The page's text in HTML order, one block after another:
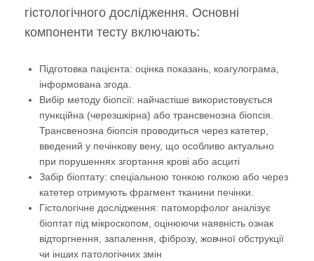
гістологічного дослідження. Основні
компоненти тесту включають:
Підготовка пацієнта: оцінка показань, коагулограма,
інформована згода.
Вибір методу біопсії: найчастіше використовується
пункційна (черезшкірна) або трансвенозна біопсія.
Трансвенозна біопсія проводиться через катетер,
введений у печінкову вену, що особливо актуально
при порушеннях згортання крові або асциті
Забір біоптату: спеціальною тонкою голкою або через
катетер отримують фрагмент тканини печінки.
Гістологічне дослідження: патоморфолог аналізує
біоптат під мікроскопом, оцінюючи наявність ознак
відторгнення, запалення, фіброзу, жовчної обструкції
чи інших патологічних змін